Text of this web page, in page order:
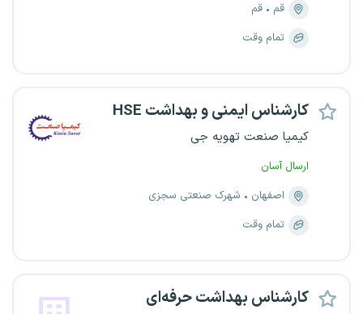
قم
قم
تمام وقت
کارشناس ایمنی و بهداشت HSE
کیمیا صنعت تهویه جی
ارسال آسان
اصفهان
شهرک صنعتی سجزی
تمام وقت
کارشناس بهداشت حرفه‌ای